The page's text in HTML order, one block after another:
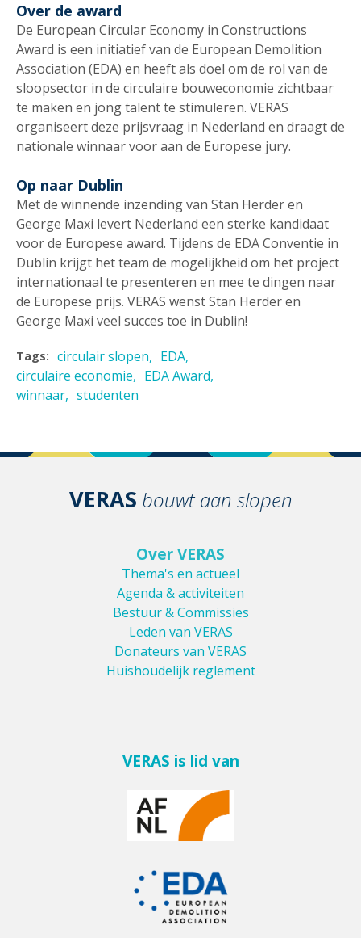
Over de award
De European Circular Economy in Constructions
Award is een initiatief van de European Demolition
Association (EDA) en heeft als doel om de rol van de
sloopsector in de circulaire bouweconomie zichtbaar
te maken en jong talent te stimuleren. VERAS
organiseert deze prijsvraag in Nederland en draagt de
nationale winnaar voor aan de Europese jury.
Op naar Dublin
Met de winnende inzending van Stan Herder en
George Maxi levert Nederland een sterke kandidaat
voor de Europese award. Tijdens de EDA Conventie in
Dublin krijgt het team de mogelijkheid om het project
internationaal te presenteren en mee te dingen naar
de Europese prijs. VERAS wenst Stan Herder en
George Maxi veel succes toe in Dublin!
Tags: circulair slopen
EDA
circulaire economie
EDA Award
winnaar
studenten
VERAS bouwt aan slopen
Over VERAS
Thema's en actueel
Agenda & activiteiten
Bestuur & Commissies
Leden van VERAS
Donateurs van VERAS
Huishoudelijk reglement
VERAS is lid van